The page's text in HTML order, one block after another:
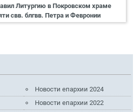
Литургию в Покровском храме
свв. блгвв. Петра и Февронии
Новости епархии 2024
Новости епархии 2022